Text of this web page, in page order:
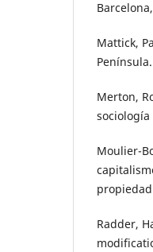
Mattick,
Península.
Merton,
Moulier-
Radder,